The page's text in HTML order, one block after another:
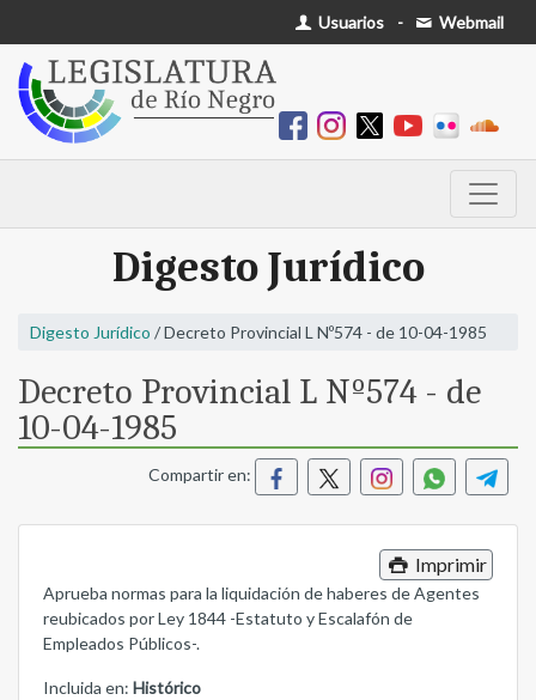
Usuarios - Webmail
Digesto Jurídico
Digesto Jurídico / Decreto Provincial L Nº574 - de 10-04-1985
Decreto Provincial L Nº574 - de
10-04-1985
Compartir en:
Imprimir
Aprueba normas para la liquidación de haberes de Agentes
reubicados por Ley 1844 -Estatuto y Escalafón de
Empleados Públicos-.
Incluida en: Histórico